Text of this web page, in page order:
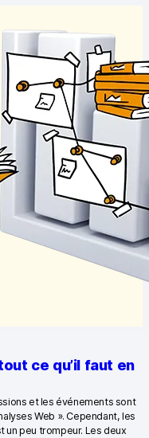
le web et le mobile
les équipes produits
données
vie privée
le commerce
côté serveur
ce qu’il faut en
et les événements sont
Web ». Cependant, les
peu trompeur. Les deux